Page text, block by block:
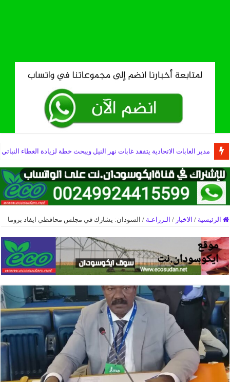
مدير الغابات الاتحادية يتفقد غابات نهر النيل ويبحث خطة لزيادة الغطاء النباتي
الرئيسية / الاخبار / الـزراعـة / السودان: يشارك في مجلس محافظي ايفاد بروما